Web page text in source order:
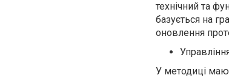
технічний та
базується на
оновлення
У методиці